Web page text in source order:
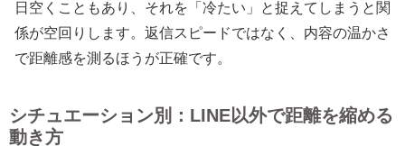
日空くこともあり、それを「冷たい」と捉えてしまうと関
係が空回りします。返信スピードではなく、内容の温かさ
で距離感を測るほうが正確です。
シチュエーション別：LINE以外で距離を縮める
動き方